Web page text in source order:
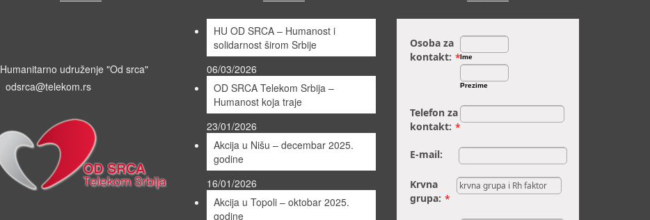
Humanitarno udruženje "Od srca"
odsrca@telekom.rs
HU OD SRCA – Humanost i
solidarnost širom Srbije
06/03/2026
OD SRCA Telekom Srbija –
Humanost koja traje
23/01/2026
Akcija u Nišu – decembar 2025.
godine
16/01/2026
Akcija u Topoli – oktobar 2025.
godine
Osoba za
kontakt: *Ime
Prezime
Telefon za
kontakt: *
E-mail:
Krvna
grupa: *